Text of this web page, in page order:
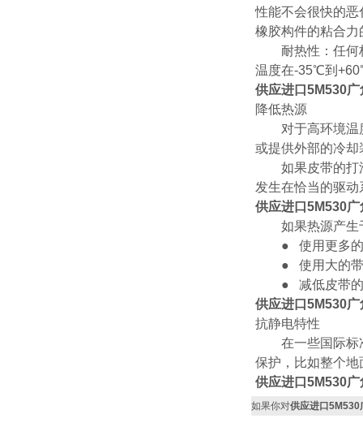
性能不会很快的
橡胶构件的粘合
耐热性：任何标
温度在-35℃到
供应进口5M530
降低热源
对于高环境温度
或提供外部的冷却
如果皮带的打滑
发生在恰当的驱
供应进口5M530
如果热源产生于
● 使用更多的
● 使用大的带
● 减低皮带的截
供应进口5M530
抗静电特性
在一些国际标准
保护，比如整个
供应进口5M530
如果你对供应进口5M530